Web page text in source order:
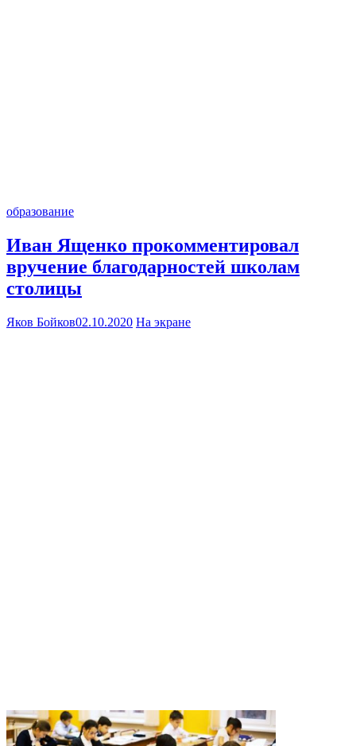
образование
Иван Ященко прокомментировал
вручение благодарностей школам
столицы
Яков Бойков02.10.2020 На экране